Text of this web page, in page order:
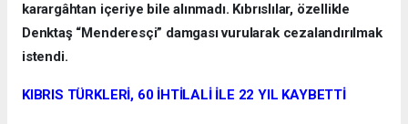
karargâhtan içeriye bile alınmadı. Kıbrıslılar, özellikle
Denktaş “Menderesçi” damgası vurularak cezalandırılmak
istendi.
KIBRIS TÜRKLERİ, 60 İHTİLALİ İLE 22 YIL KAYBETTİ